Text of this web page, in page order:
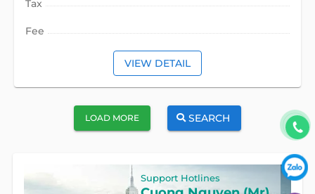
Tax
Fee
VIEW DETAIL
LOAD MORE SEARCH
Support Hotlines